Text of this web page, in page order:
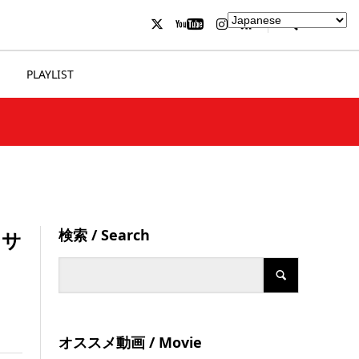
PLAYLIST
検索 / Search
オススメ動画 / Movie